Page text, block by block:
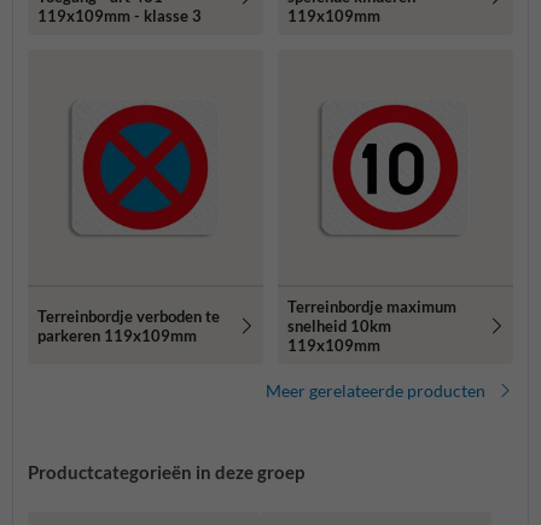
119x109mm - klasse 3
119x109mm
Terreinbordje verboden te
parkeren 119x109mm
Terreinbordje maximum
snelheid 10km
119x109mm
Meer gerelateerde producten
Productcategorieën in deze groep